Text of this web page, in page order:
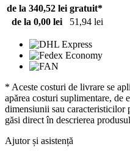
de la 340,52 lei gratuit*
de la 0,00 lei
51,94 lei
* Aceste costuri de livrare se
apărea costuri suplimentare, de
dimensiunii sau caracteristicilor
găsi direct în descrierea
Ajutor și asistență